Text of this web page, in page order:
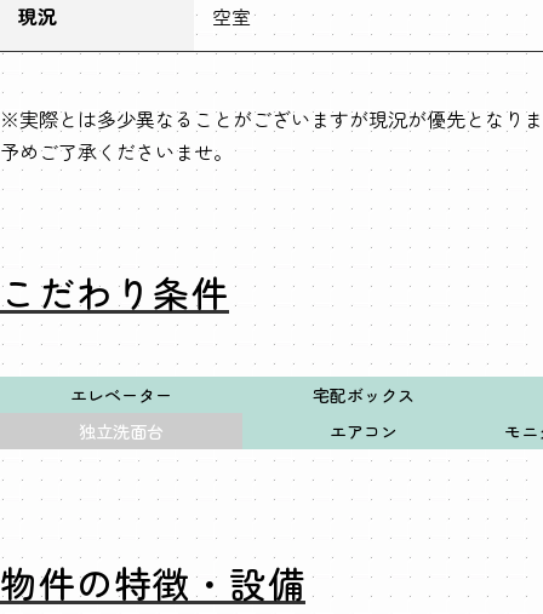
現況 空室
※実際とは多少異なることがございますが現況が優先となり
予めご了承くださいませ。
こだわり条件
エレベーター
宅配ボックス
独立洗面台
エアコン モ
物件の特徴・設備